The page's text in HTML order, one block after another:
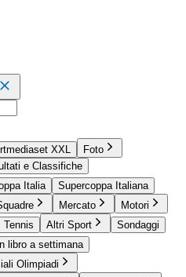
XXL
Foto
e Classifiche
Italia
Supercoppa Italiana
Mercato
Motori
Tennis Altri Sport
Sondaggi
libro a settimana
Olimpiadi